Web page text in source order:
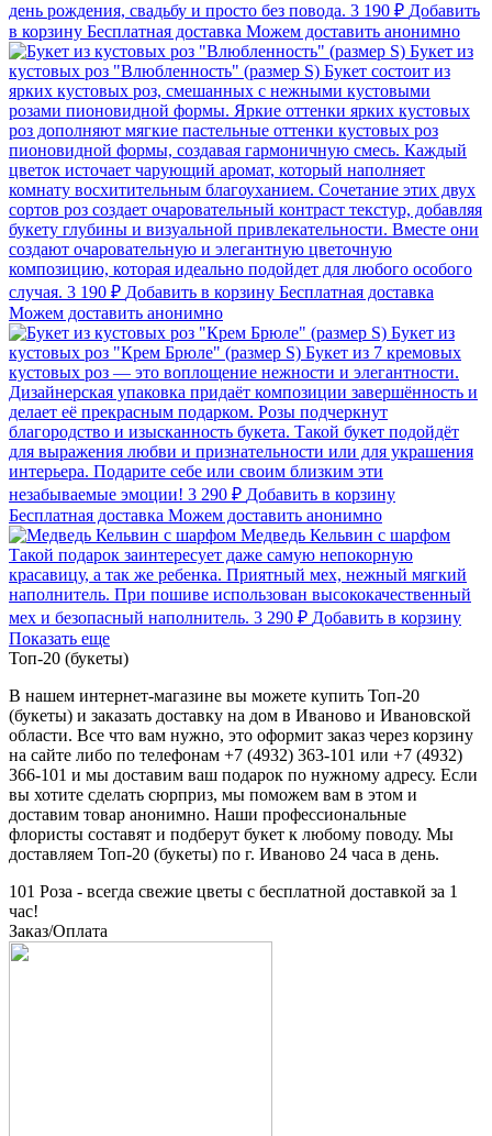
день рождения, свадьбу и просто без повода. 3 190 ₽ Добавить
в корзину Бесплатная доставка Можем доставить анонимно
Букет из
кустовых роз "Влюбленность" (размер S) Букет состоит из
ярких кустовых роз, смешанных с нежными кустовыми
розами пионовидной формы. Яркие оттенки ярких кустовых
роз дополняют мягкие пастельные оттенки кустовых роз
пионовидной формы, создавая гармоничную смесь. Каждый
цветок источает чарующий аромат, который наполняет
комнату восхитительным благоуханием. Сочетание этих двух
сортов роз создает очаровательный контраст текстур, добавляя
букету глубины и визуальной привлекательности. Вместе они
создают очаровательную и элегантную цветочную
композицию, которая идеально подойдет для любого особого
случая. 3 190 ₽ Добавить в корзину Бесплатная доставка
Можем доставить анонимно
Букет из
кустовых роз "Крем Брюле" (размер S) Букет из 7 кремовых
кустовых роз — это воплощение нежности и элегантности.
Дизайнерская упаковка придаёт композиции завершённость и
делает её прекрасным подарком. Розы подчеркнут
благородство и изысканность букета. Такой букет подойдёт
для выражения любви и признательности или для украшения
интерьера. Подарите себе или своим близким эти
незабываемые эмоции! 3 290 ₽ Добавить в корзину
Бесплатная доставка Можем доставить анонимно
Медведь Кельвин с шарфом
Такой подарок заинтересует даже самую непокорную
красавицу, а так же ребенка. Приятный мех, нежный мягкий
наполнитель. При пошиве использован высококачественный
мех и безопасный наполнитель. 3 290 ₽ Добавить в корзину
Показать еще
Топ-20 (букеты)
В нашем интернет-магазине вы можете купить Топ-20
(букеты) и заказать доставку на дом в Иваново и Ивановской
области. Все что вам нужно, это оформит заказ через корзину
на сайте либо по телефонам +7 (4932) 363-101 или +7 (4932)
366-101 и мы доставим ваш подарок по нужному адресу. Если
вы хотите сделать сюрприз, мы поможем вам в этом и
доставим товар анонимно. Наши профессиональные
флористы составят и подберут букет к любому поводу. Мы
доставляем Топ-20 (букеты) по г. Иваново 24 часа в день.
101 Роза - всегда свежие цветы с бесплатной доставкой за 1
час!
Заказ/Оплата